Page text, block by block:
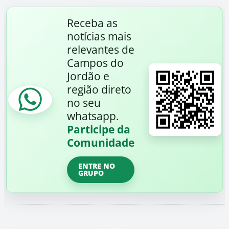
Receba as
notícias mais
relevantes de
Campos do
Jordão e
região direto
no seu
whatsapp.
Participe da
Comunidade
ENTRE NO
GRUPO